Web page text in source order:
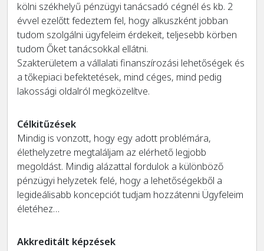
kölni székhelyű pénzügyi tanácsadó cégnél és kb. 2
évvel ezelőtt fedeztem fel, hogy alkuszként jobban
tudom szolgálni ügyfeleim érdekeit, teljesebb körben
tudom Őket tanácsokkal ellátni.
Szakterületem a vállalati finanszírozási lehetőségek és
a tőkepiaci befektetések, mind céges, mind pedig
lakossági oldalról megközelítve.
Célkitűzések
Mindig is vonzott, hogy egy adott problémára,
élethelyzetre megtaláljam az elérhető legjobb
megoldást. Mindig alázattal fordulok a különböző
pénzügyi helyzetek felé, hogy a lehetőségekből a
legideálisabb koncepciót tudjam hozzátenni Ügyfeleim
életéhez…
Akkreditált képzések